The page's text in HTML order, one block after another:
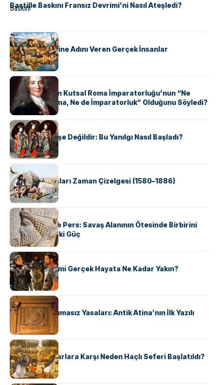
Bastille Baskını Fransız Devrimi’ni Nasıl Ateşledi?
KÜLTÜR
ABD Eyaletlerine Adını Veren Gerçek İnsanlar
KÜLTÜR
Voltaire Neden Kutsal Roma İmparatorluğu’nun “Ne
Kutsal, Ne Roma, Ne de İmparatorluk” Olduğunu Söyledi?
KÜLTÜR
Geyşalar Fahişe Değildir: Bu Yanılgı Nasıl Başladı?
KÜLTÜR
Apache Savaşları Zaman Çizelgesi (1580–1886)
KÜLTÜR
Antik Yunan ve Pers: Savaş Alanının Ötesinde Birbirini
Şekillendiren İki Güç
KÜLTÜR
‘Gladiator’ Filmi Gerçek Hayata Ne Kadar Yakın?
KÜLTÜR
Draco’nun Acımasız Yasaları: Antik Atina’nın İlk Yazılı
Hukuk Kodu
KÜLTÜR
Avrupalı ​​Katharlara Karşı Neden Haçlı Seferi Başlatıldı?